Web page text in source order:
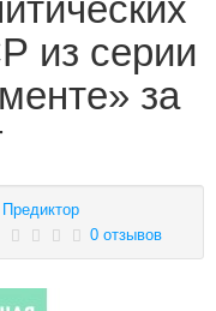
из серии
за
0 отзывов